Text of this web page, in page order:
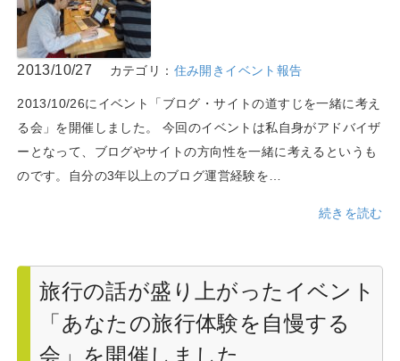
2013/10/27 カテゴリ： 住み開きイベント報告
2013/10/26にイベント「ブログ・サイトの道すじを一緒に考え
る会」を開催しました。 今回のイベントは私自身がアドバイザ
ーとなって、ブログやサイトの方向性を一緒に考えるというも
のです。自分の3年以上のブログ運営経験を…
続きを読む
旅行の話が盛り上がったイベント
「あなたの旅行体験を自慢する
会」を開催しました